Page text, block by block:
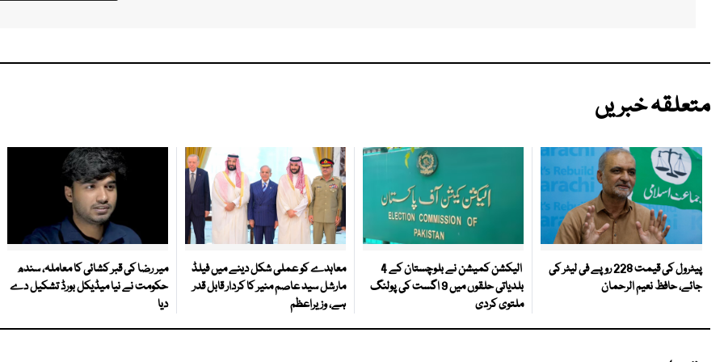
متعلقہ خبریں
پیٹرول کی قیمت 228 روپے فی لیٹر کی
جائے، حافظ نعیم الرحمان
الیکشن کمیشن نے بلوچستان کے 4
بلدیاتی حلقوں میں 9 اگست کی پولنگ
ملتوی کردی
معاہدے کو عملی شکل دینے میں فیلڈ
مارشل سید عاصم منیر کا کردار قابل قدر
ہے، وزیراعظم
میر رضا کی قبر کشائی کا معاملہ، سندھ
حکومت نے نیا میڈیکل بورڈ تشکیل دے
دیا